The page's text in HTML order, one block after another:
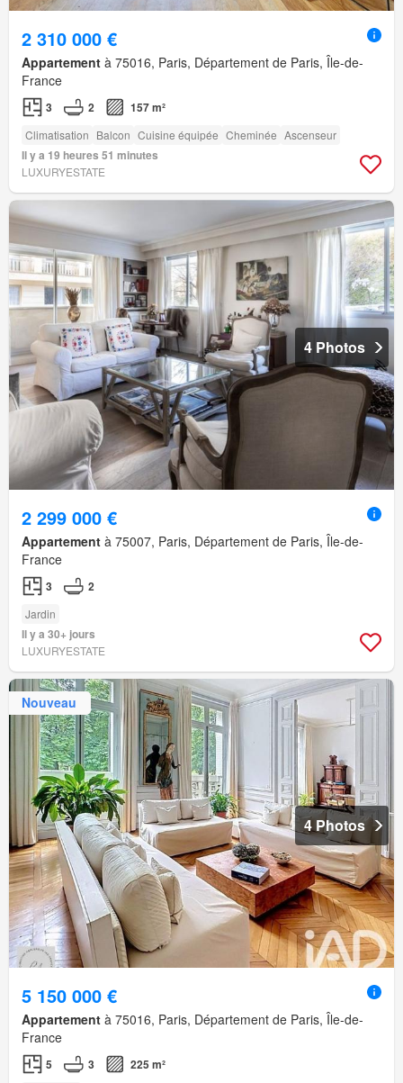
2 310 000 €
Appartement à 75016, Paris, Département de Paris, Île-de-
France
3 2 157 m²
Climatisation Balcon Cuisine équipée Cheminée Ascenseur
Il y a 19 heures 51 minutes
LUXURYESTATE
4 Photos
2 299 000 €
Appartement à 75007, Paris, Département de Paris, Île-de-
France
3 2
Jardin
Il y a 30+ jours
LUXURYESTATE
Nouveau
4 Photos
5 150 000 €
Appartement à 75016, Paris, Département de Paris, Île-de-
France
5 3 225 m²